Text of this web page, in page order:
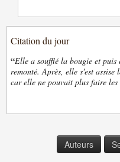
Citation du jour
“Elle a soufflé la bougie et
remonté. Après, elle s'est
car elle ne pouvait plus faire les
Auteurs